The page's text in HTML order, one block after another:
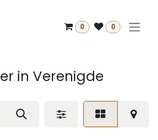
0 0
in Verenigde